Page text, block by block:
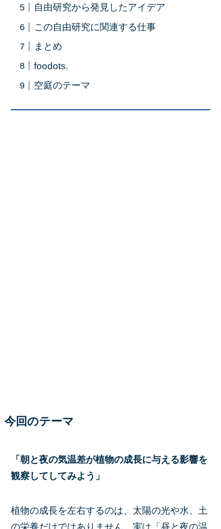
自由研究から発見したアイデア
この自由研究に関連する仕事
まとめ
foodots.
空庭のテーマ
今回のテーマ
「朝と夜の気温差が植物の成長に与える影響を
観察してしてみよう」
植物の成長を左右するのは、太陽の光や水、土